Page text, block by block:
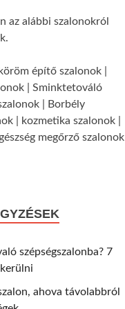
az alábbi szalonokról
építő szalonok |
| Sminktetováló
| Borbély
| kozmetika szalonok |
megőrző szalonok
szépségszalonba? 7
ahova távolabbról